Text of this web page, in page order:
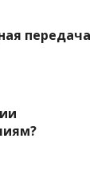
передача